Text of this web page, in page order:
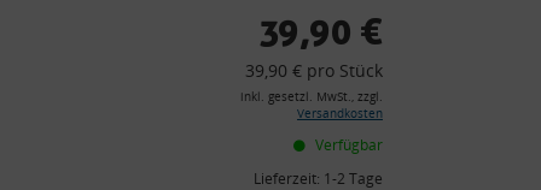
39,90 €
39,90 € pro Stück
inkl. gesetzl. MwSt., zzgl.
Versandkosten
Verfügbar
Lieferzeit: 1-2 Tage